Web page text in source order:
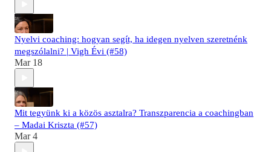
Nyelvi coaching: hogyan segít, ha idegen nyelven szeretnénk
megszólalni? | Vigh Évi (#58)
Mar 18
Mit tegyünk ki a közös asztalra? Transzparencia a coachingban
– Madai Kriszta (#57)
Mar 4